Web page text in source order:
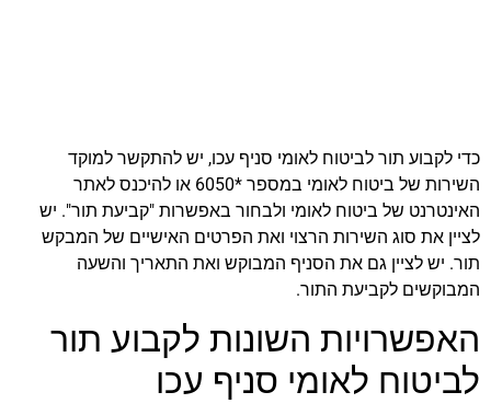
כדי לקבוע תור לביטוח לאומי סניף עכו, יש להתקשר למוקד
השירות של ביטוח לאומי במספר *6050 או להיכנס לאתר
האינטרנט של ביטוח לאומי ולבחור באפשרות "קביעת תור". יש
לציין את סוג השירות הרצוי ואת הפרטים האישיים של המבקש
תור. יש לציין גם את הסניף המבוקש ואת התאריך והשעה
המבוקשים לקביעת התור.
האפשרויות השונות לקבוע תור
לביטוח לאומי סניף עכו